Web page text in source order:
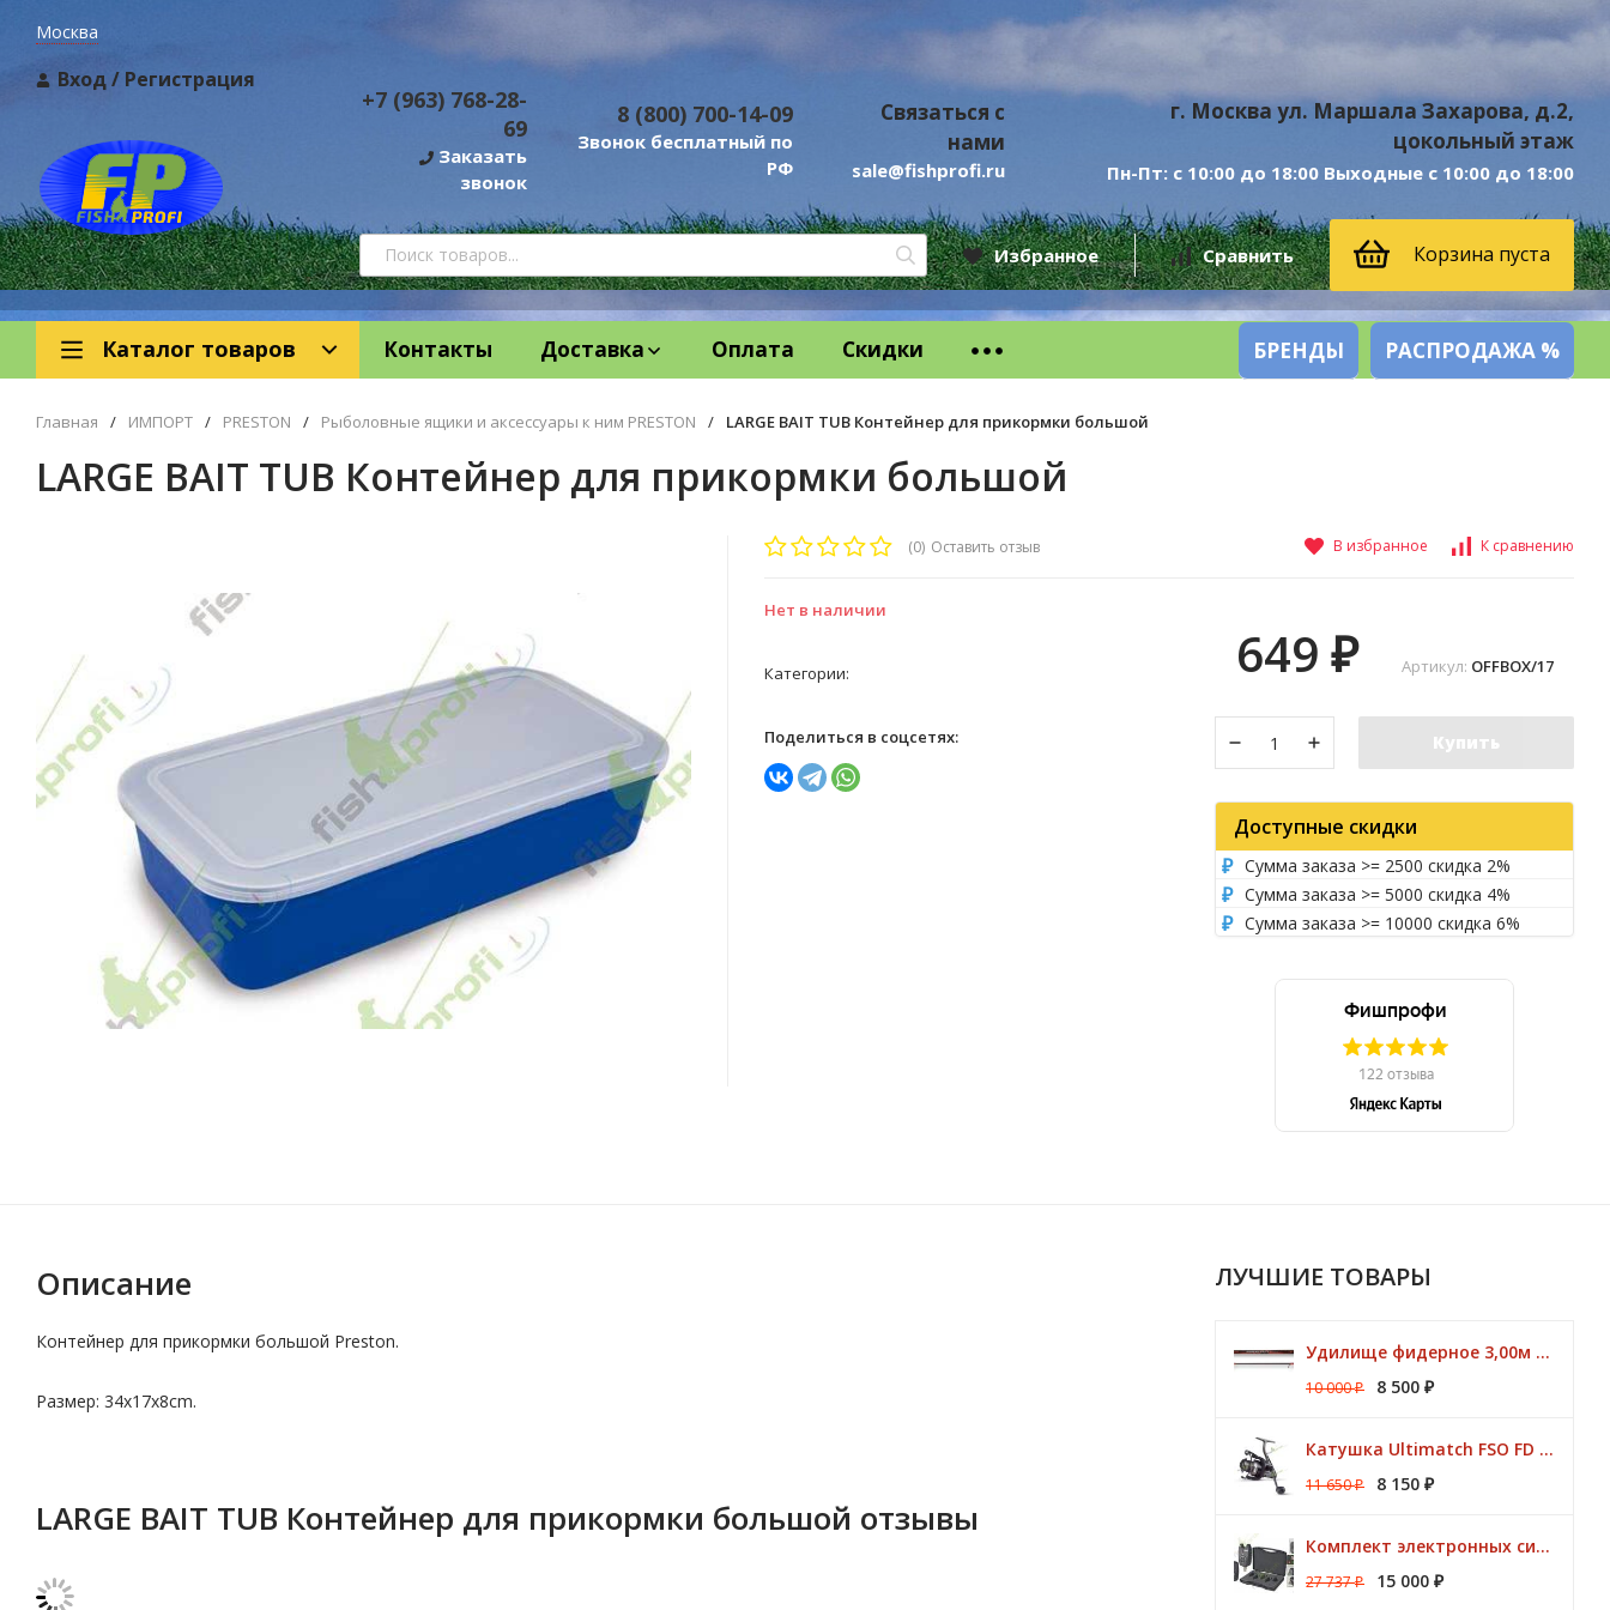
Москва
Вход/ Регистрация
+7 (963) 768-28-
69
Заказать
звонок
8 (800) 700-14-09
Звонок бесплатный по
РФ
Связаться с
нами
sale@fishprofi.ru
г. Москва ул. Маршала Захарова, д.2,
цокольный этаж
Пн-Пт: с 10:00 до 18:00 Выходные с 10:00 до 18:00
Избранное Сравнить Корзина пуста
Каталог товаров Контакты Доставка Оплата Скидки БРЕНДЫ РАСПРОДАЖА %
Главная / ИМПОРТ / PRESTON / Рыболовные ящики и аксессуары к ним PRESTON / LARGE BAIT TUB Контейнер для прикормки большой
LARGE BAIT TUB Контейнер для прикормки большой
(0) Оставить отзыв В избранное К сравнению
Нет в наличии
Категории:
Поделиться в соцсетях:
Артикул: OFFBOX/17
649 ₽
Купить
Доступные скидки
Сумма заказа >= 2500 скидка 2%
Сумма заказа >= 5000 скидка 4%
Сумма заказа >= 10000 скидка 6%
ЛУЧШИЕ ТОВАРЫ
Удилище фидерное 3,00м Argon Feeder MT 50gr Browning
10 000₽ 8 500 ₽
Катушка Ultimatch FSO FD 835 8 подшипников 5,1:1 Browning
11 650₽ 8 150 ₽
Комплект электронных сигнализаторов TRAPER Prestige 4+1
27 737₽ 15 000 ₽
Описание
Контейнер для прикормки большой Preston.
Размер: 34x17x8cm.
LARGE BAIT TUB Контейнер для прикормки большой отзывы